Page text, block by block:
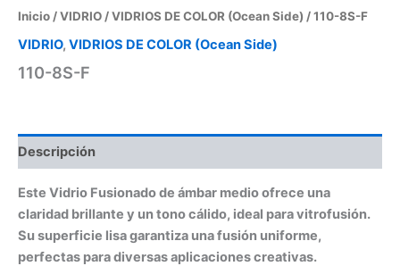
Inicio /VIDRIO /VIDRIOS DE COLOR (Ocean Side) / 110-8S-F
VIDRIO, VIDRIOS DE COLOR (Ocean Side)
110-8S-F
Descripción
Este Vidrio Fusionado de ámbar medio ofrece una
claridad brillante y un tono cálido, ideal para vitrofusión.
Su superficie lisa garantiza una fusión uniforme,
perfectas para diversas aplicaciones creativas.